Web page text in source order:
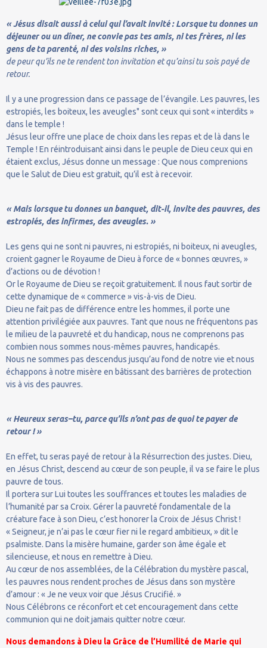
« Jésus disait aussi à celui qui l’avait invité : Lorsque tu donnes un
déjeuner ou un dîner, ne convie pas tes amis, ni tes frères, ni les
gens de ta parenté, ni des voisins riches, »
de peur qu’ils ne te rendent ton invitation et qu’ainsi tu sois payé de
retour.
Il y a une progression dans ce passage de l’évangile. Les pauvres, les
estropiés, les boiteux, les aveugles" sont ceux qui sont « interdits »
dans le temple !
Jésus leur offre une place de choix dans les repas et de là dans le
Temple ! En réintroduisant ainsi dans le peuple de Dieu ceux qui en
étaient exclus, Jésus donne un message : Que nous comprenions
que le Salut de Dieu est gratuit, qu’il est à recevoir.
« Mais lorsque tu donnes un banquet, dit-il, invite des pauvres, des
estropiés, des infirmes, des aveugles. »
Les gens qui ne sont ni pauvres, ni estropiés, ni boiteux, ni aveugles,
croient gagner le Royaume de Dieu à force de « bonnes œuvres, »
d’actions ou de dévotion !
Or le Royaume de Dieu se reçoit gratuitement. Il nous faut sortir de
cette dynamique de « commerce » vis-à-vis de Dieu.
Dieu ne fait pas de différence entre les hommes, il porte une
attention privilégiée aux pauvres. Tant que nous ne fréquentons pas
le milieu de la pauvreté et du handicap, nous ne comprenons pas
combien nous sommes nous-mêmes pauvres, handicapés.
Nous ne sommes pas descendus jusqu’au fond de notre vie et nous
échappons à notre misère en bâtissant des barrières de protection
vis à vis des pauvres.
« Heureux seras–tu, parce qu’ils n’ont pas de quoi te payer de
retour ! »
En effet, tu seras payé de retour à la Résurrection des justes. Dieu,
en Jésus Christ, descend au cœur de son peuple, il va se faire le plus
pauvre de tous.
Il portera sur Lui toutes les souffrances et toutes les maladies de
l’humanité par sa Croix. Gérer la pauvreté fondamentale de la
créature face à son Dieu, c’est honorer la Croix de Jésus Christ !
« Seigneur, je n’ai pas le cœur fier ni le regard ambitieux, » dit le
psalmiste. Dans la misère humaine, garder son âme égale et
silencieuse, et nous en remettre à Dieu.
Au cœur de nos assemblées, de la Célébration du mystère pascal,
les pauvres nous rendent proches de Jésus dans son mystère
d’amour : « Je ne veux voir que Jésus Crucifié. »
Nous Célébrons ce réconfort et cet encouragement dans cette
communion qui ne doit jamais quitter notre cœur.
Nous demandons à Dieu la Grâce de l’Humilité de Marie qui